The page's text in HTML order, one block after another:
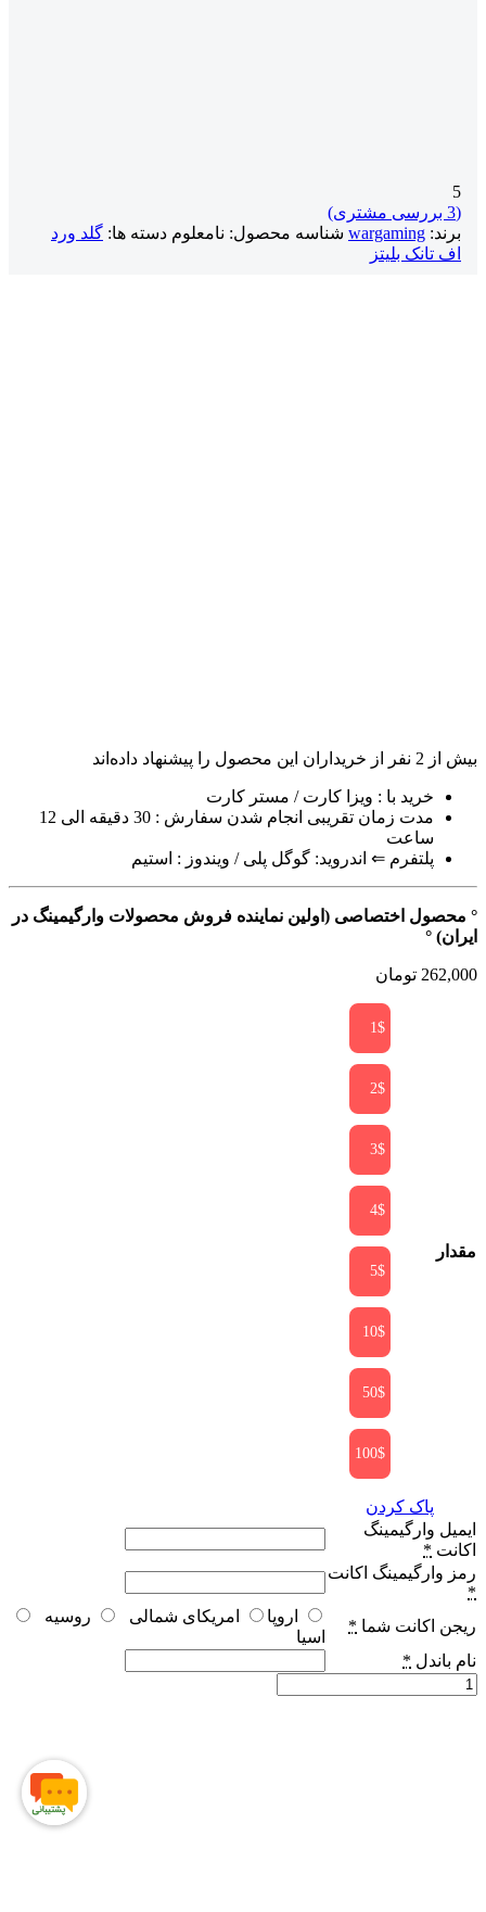
5
(
3 بررسی مشتری)
برند: wargaming شناسه محصول: نامعلوم دسته ها: گلد ورد
اف تانک بلیتز
بیش از 2 نفر از خریداران این محصول را پیشنهاد داده‌اند
خرید با : ویزا کارت / مستر کارت
مدت زمان تقریبی انجام شدن سفارش : 30 دقیقه الی 12
ساعت
پلتفرم ⇐ اندروید: گوگل پلی / ویندوز : استیم
° محصول اختصاصی (اولین نماینده فروش محصولات وارگیمینگ در
ایران) °
262,000 تومان
مقدار
1$
2$
3$
4$
5$
10$
50$
100$
پاک کردن
ایمیل وارگیمینگ
اکانت *
رمز وارگیمینگ اکانت
*
ریجن اکانت شما *
اروپا امریکای شمالی
روسیه
اسیا
نام باندل *
باندل